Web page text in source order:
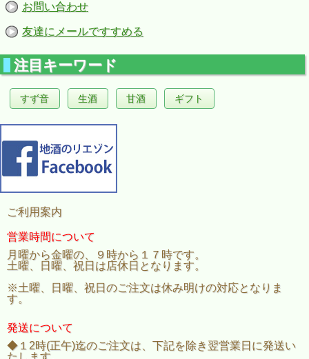
お問い合わせ
友達にメールですすめる
注目キーワード
すず音 生酒 甘酒 ギフト
ご利用案内
営業時間について
月曜から金曜の、９時から１７時です。
土曜、日曜、祝日は店休日となります。
※土曜、日曜、祝日のご注文は休み明けの対応となりま
す。
発送について
◆１2時(正午)迄のご注文は、下記を除き翌営業日に発送い
たします。